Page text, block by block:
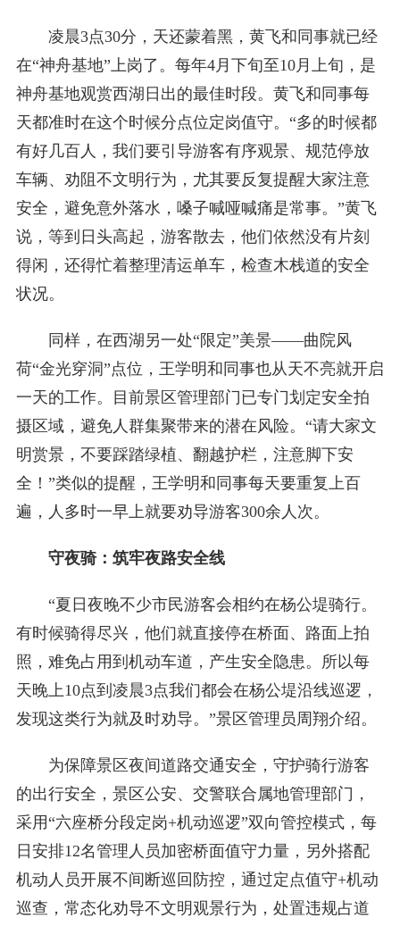
凌晨3点30分，天还蒙着黑，黄飞和同事就已经
在“神舟基地”上岗了。每年4月下旬至10月上旬，是
神舟基地观赏西湖日出的最佳时段。黄飞和同事每
天都准时在这个时候分点位定岗值守。“多的时候都
有好几百人，我们要引导游客有序观景、规范停放
车辆、劝阻不文明行为，尤其要反复提醒大家注意
安全，避免意外落水，嗓子喊哑喊痛是常事。”黄飞
说，等到日头高起，游客散去，他们依然没有片刻
得闲，还得忙着整理清运单车，检查木栈道的安全
状况。
同样，在西湖另一处“限定”美景——曲院风
荷“金光穿洞”点位，王学明和同事也从天不亮就开启
一天的工作。目前景区管理部门已专门划定安全拍
摄区域，避免人群集聚带来的潜在风险。“请大家文
明赏景，不要踩踏绿植、翻越护栏，注意脚下安
全！”类似的提醒，王学明和同事每天要重复上百
遍，人多时一早上就要劝导游客300余人次。
守夜骑：筑牢夜路安全线
“夏日夜晚不少市民游客会相约在杨公堤骑行。
有时候骑得尽兴，他们就直接停在桥面、路面上拍
照，难免占用到机动车道，产生安全隐患。所以每
天晚上10点到凌晨3点我们都会在杨公堤沿线巡逻，
发现这类行为就及时劝导。”景区管理员周翔介绍。
为保障景区夜间道路交通安全，守护骑行游客
的出行安全，景区公安、交警联合属地管理部门，
采用“六座桥分段定岗+机动巡逻”双向管控模式，每
日安排12名管理人员加密桥面值守力量，另外搭配
机动人员开展不间断巡回防控，通过定点值守+机动
巡查，常态化劝导不文明观景行为，处置违规占道